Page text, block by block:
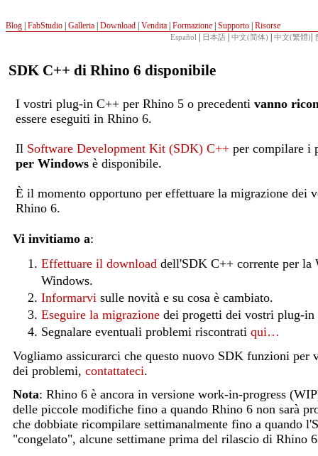
Blog FabStudio Galleria Download Vendita Formazione Supporto Risorse
Español 日本語 中文(简体) 中文(繁體)
SDK C++ di Rhino 6 disponibile
I vostri plug-in C++ per Rhino 5 o precedenti vanno
essere eseguiti in Rhino 6.
Il Software Development Kit (SDK) C++ per compilare i
per Windows è disponibile.
È il momento opportuno per effettuare la migrazione dei
Rhino 6.
Vi invitiamo a:
Effettuare il download dell'SDK C++ corrente per la
Windows.
Informarvi sulle novità e su cosa è cambiato.
Eseguire la migrazione dei progetti dei vostri plug-in
Segnalare eventuali problemi riscontrati qui…
Vogliamo assicurarci che questo nuovo SDK funzioni per
dei problemi, contattateci.
Nota: Rhino 6 è ancora in versione work-in-progress
delle piccole modifiche fino a quando Rhino 6 non sarà
che dobbiate ricompilare settimanalmente fino a quando
"congelato", alcune settimane prima del rilascio di Rhino